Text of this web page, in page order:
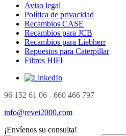
Aviso legal
Política de privacidad
Recambios CASE
Recambios para JCB
Recambios para Liebherr
Repuestos para Caterpillar
Filtros HIFI
96 152 61 06 - 660 466 797
info@revei2000.com
¡Envíenos su consulta!